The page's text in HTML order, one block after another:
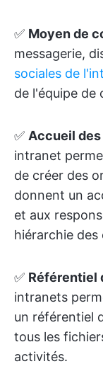
✅ Moyen de
messagerie,
sociales de
de l'équipe de
✅ Accueil des
intranet
de créer des
donnent un
et aux
hiérarchie des
✅ Référentiel
intranets
un référentiel
tous les
activités.